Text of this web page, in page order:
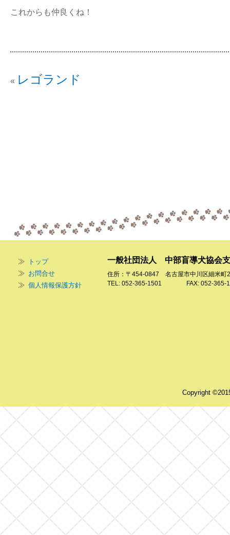
これからも仲良くね！
« レゴランド
トップ
お問合せ
個人情報保護方針
一般社団法人 中部盲導犬協会
住所：〒454-0847 名古屋市中川区細米町
TEL: 052-365-1501 FAX: 052-365-
Copyright